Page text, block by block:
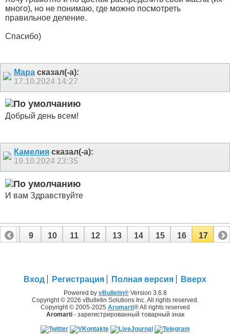
много), но не понимаю, где можно посмотреть
правильное деление.
Спасибо)
Мара сказал(-а):
17.10.2024 14:27
Добрый день всем!
Камелия сказал(-а):
19.10.2024 23:35
И вам Здравствуйте
8 9 10 11 12 13 14 15 16 17
Вход Регистрация Полная версия Вверх
Powered by vBulletin®Version 3.6.8
Copyright © 2026 vBulletin Solutions Inc. All rights reserved.
Copyright © 2005-2025 Aromarti® All rights reserved
Aromarti- зарегистрированный товарный знак